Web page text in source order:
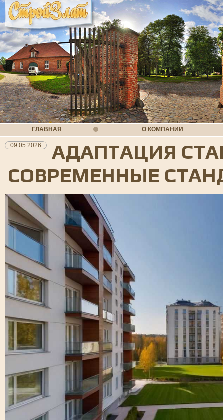
ГЛАВНАЯ О КОМПАНИИ
09.05.2026
АДАПТАЦИЯ
СОВРЕМЕННЫЕ